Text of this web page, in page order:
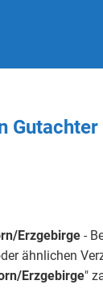
Gutachter
Erzgebirge-
ähnlichen
Erzgebirge"